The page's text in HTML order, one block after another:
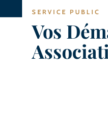
SERVICE PUBLIC
Vos